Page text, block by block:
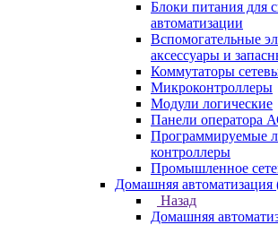
Блоки питания для
автоматизации
Вспомогательные
аксессуары и
Коммутаторы
Микроконтроллеры
Модули логические
Панели оператора
Программируемые
контроллеры
Промышленное
Домашняя
Назад
Домашняя